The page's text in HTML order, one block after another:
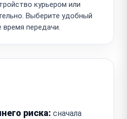
курьером или
Выберите удобный
время передачи.
риска: сначала